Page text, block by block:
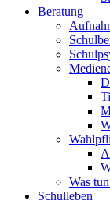
Beratung
Was
Schulleben